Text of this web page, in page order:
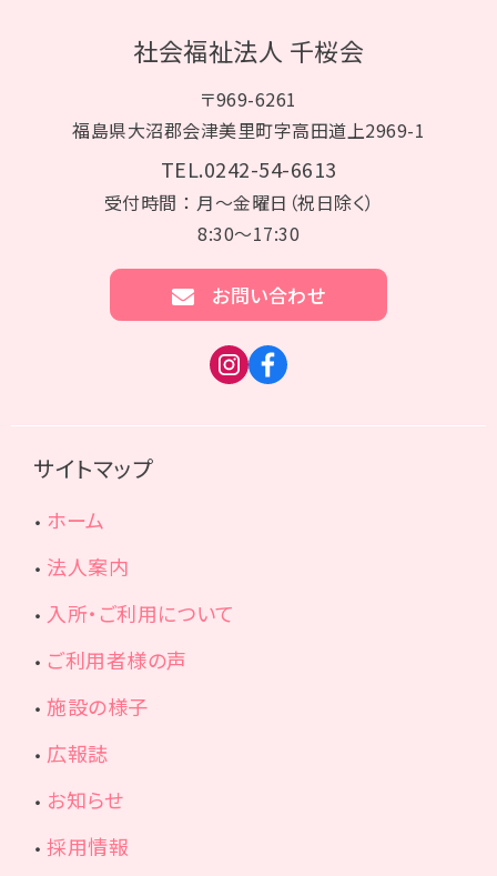
社会福祉法人 千桜会
〒969-6261
福島県大沼郡会津美里町字高田道上2969-1
TEL.0242-54-6613
受付時間 ： 月～金曜日（祝日除く）
8:30～17:30
お問い合わせ
サイトマップ
ホーム
法人案内
入所・ご利用について
ご利用者様の声
施設の様子
広報誌
お知らせ
採用情報